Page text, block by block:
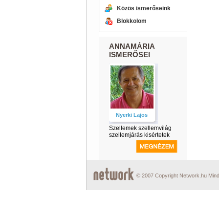
Közös ismerőseink
Blokkolom
ANNAMÁRIA
ISMERŐSEI
Nyerki Lajos
Szellemek szellemvilág
szellemjárás kisértetek
© 2007 Copyright Network.hu